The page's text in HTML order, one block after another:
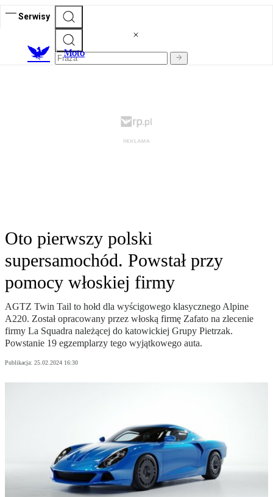
Serwisy
Moto
Oto pierwszy polski
supersamochód. Powstał przy
pomocy włoskiej firmy
AGTZ Twin Tail to hołd dla wyścigowego klasycznego Alpine
A220. Został opracowany przez włoską firmę Zafato na zlecenie
firmy La Squadra należącej do katowickiej Grupy Pietrzak.
Powstanie 19 egzemplarzy tego wyjątkowego auta.
Publikacja: 25.02.2024 16:30